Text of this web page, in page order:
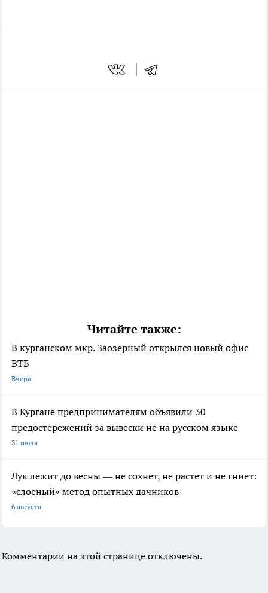
Читайте также:
В курганском мкр. Заозерный открылся новый офис
ВТБ
Вчера
В Кургане предпринимателям объявили 30
предостережений за вывески не на русском языке
31 июля
Лук лежит до весны — не сохнет, не растет и не гниет:
«слоеный» метод опытных дачников
6 августа
Комментарии на этой странице отключены.